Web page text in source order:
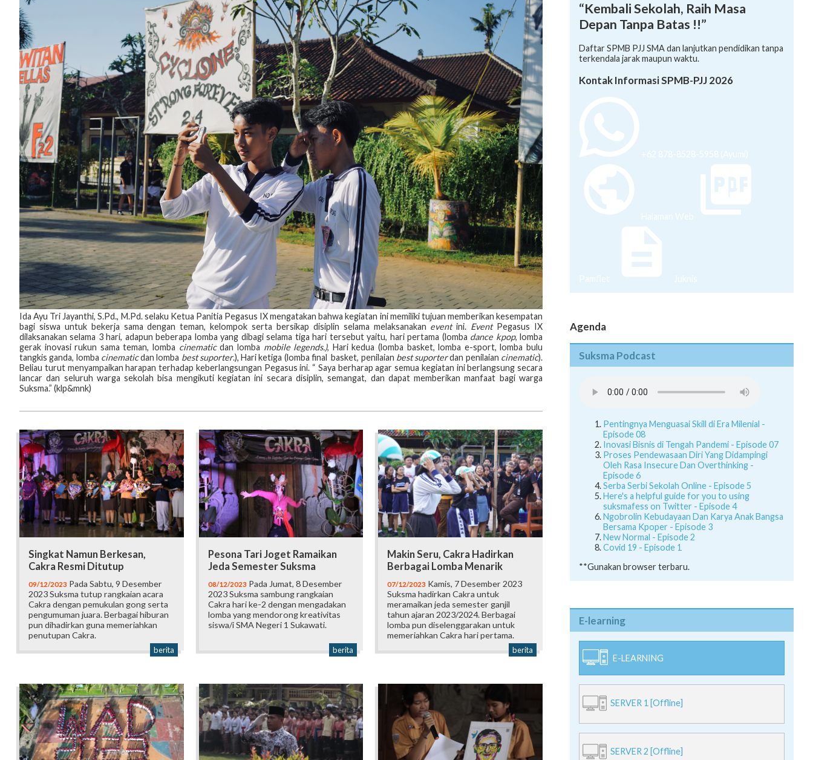
Ida Ayu Tri Jayanthi, S.Pd., M.Pd. selaku Ketua Panitia Pegasus IX mengatakan bahwa kegiatan ini memiliki tujuan memberikan kesempatan
bagi siswa untuk bekerja sama dengan teman, kelompok serta bersikap disiplin selama melaksanakan eventini. EventPegasus IX
dilaksanakan selama 3 hari, adapun beberapa lomba yang dibagi selama tiga hari tersebut yaitu, hari pertama (lomba dance kpop, lomba
gerak inovasi rukun sama teman, lomba cinematicdan lomba mobile legends.), Hari kedua (lomba basket, lomba e-sport, lomba bulu
tangkis ganda, lomba cinematicdan lomba best suporter.), Hari ketiga (lomba final basket, penilaian best suporterdan penilaian cinematic).
Beliau turut menyampaikan harapan terhadap keberlangsungan Pegasus ini. “ Saya berharap agar semua kegiatan ini berlangsung secara
lancar dan seluruh warga sekolah bisa mengikuti kegiatan ini secara disiplin, semangat, dan dapat memberikan manfaat bagi warga
Suksma.” (klp&mnk)
Singkat Namun Berkesan,
Cakra Resmi Ditutup
09/12/2023 Pada Sabtu, 9 Desember
2023 Suksma tutup rangkaian acara
Cakra dengan pemukulan gong serta
pengumuman juara. Berbagai hiburan
pun dihadirkan guna memeriahkan
penutupan Cakra.
berita
Pesona Tari Joget Ramaikan
Jeda Semester Suksma
08/12/2023 Pada Jumat, 8 Desember
2023 Suksma sambung rangkaian
Cakra hari ke-2 dengan mengadakan
lomba yang mendorong kreativitas
siswa/i SMA Negeri 1 Sukawati.
berita
Makin Seru, Cakra Hadirkan
Berbagai Lomba Menarik
07/12/2023 Kamis, 7 Desember 2023
Suksma hadirkan Cakra untuk
meramaikan jeda semester ganjil
tahun ajaran 2023/2024. Berbagai
lomba pun diselenggarakan untuk
memeriahkan Cakra hari pertama.
berita
“Kembali Sekolah, Raih Masa
Depan Tanpa Batas !!”
Daftar SPMB PJJ SMA dan lanjutkan pendidikan tanpa
terkendala jarak maupun waktu.
Kontak Informasi SPMB-PJJ 2026
+62 878-8528-5958 (Ayumi)
Halaman Web
Pamflet Juknis
Agenda
Suksma Podcast
Pentingnya Menguasai Skill di Era Milenial -
Episode 08
Inovasi Bisnis di Tengah Pandemi - Episode 07
Proses Pendewasaan Diri Yang Didampingi
Oleh Rasa Insecure Dan Overthinking -
Episode 6
Serba Serbi Sekolah Online - Episode 5
Here's a helpful guide for you to using
suksmafess on Twitter - Episode 4
Ngobrolin Kebudayaan Dan Karya Anak Bangsa
Bersama Kpoper - Episode 3
New Normal - Episode 2
Covid 19 - Episode 1
**Gunakan browser terbaru.
E-learning
E-LEARNING
SERVER 1 [Offline]
SERVER 2 [Offline]